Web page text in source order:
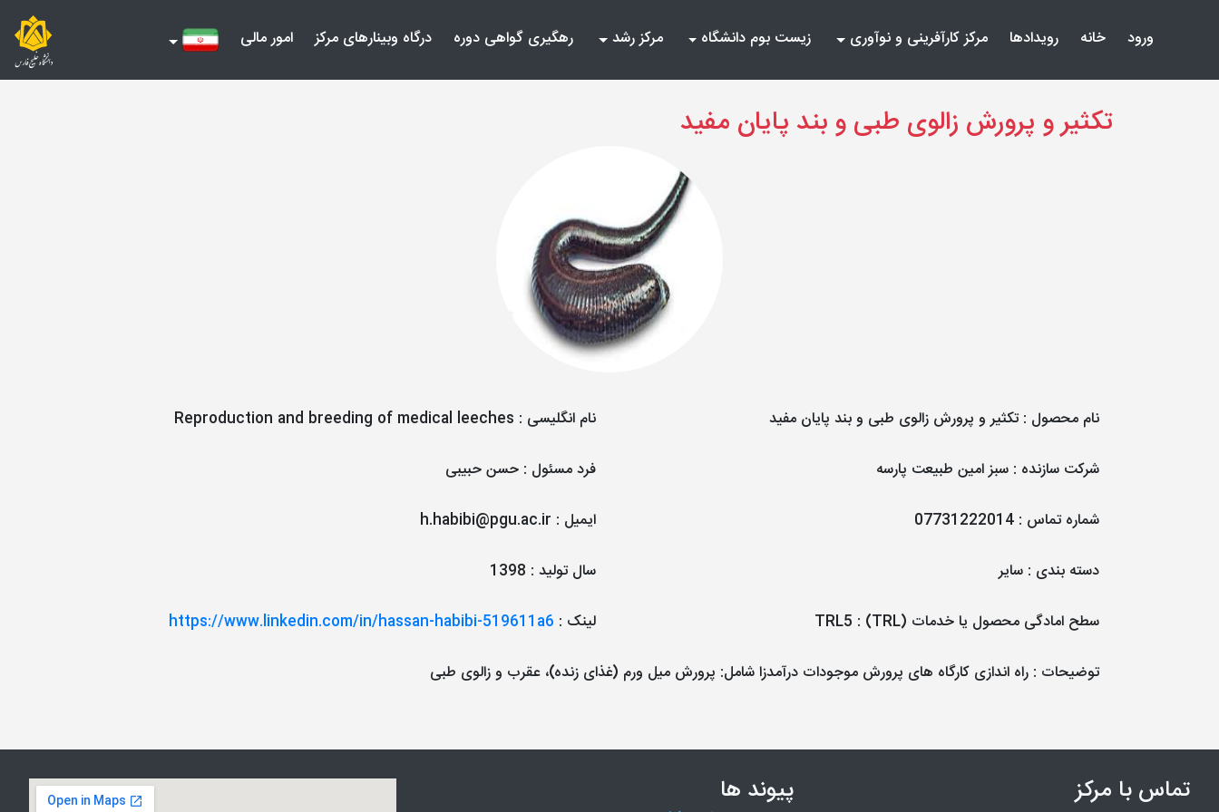
ورود
(current) خانه رویدادها مرکز کارآفرینی و نوآوری زیست بوم دانشگاه مرکز رشد رهگیری گواهی دوره درگاه وبینارهای مرکز امور مالی
تکثیر و پرورش زالوی طبی و بند پایان مفید
نام محصول :تکثیر و پرورش زالوی طبی و بند پایان مفید نام انگلیسی :
Reproduction and breeding of medical leeches
شرکت سازنده : سبز امین طبیعت پارسه فرد مسئول : حسن حبیبی
شماره تماس :
07731222014 ایمیل :
h.habibi@pgu.ac.ir
دسته بندی : سایر سال تولید :
1398
سطح امادگی محصول یا خدمات (TRL) :
TRL5 لینک :
https://www.linkedin.com/in/hassan-habibi-519611a6
توضیحات : راه اندازی کارگاه های پرورش موجودات درآمدزا شامل: پرورش میل ورم (غذای زنده)، عقرب و زالوی طبی
تماس با مرکز پیوند ها